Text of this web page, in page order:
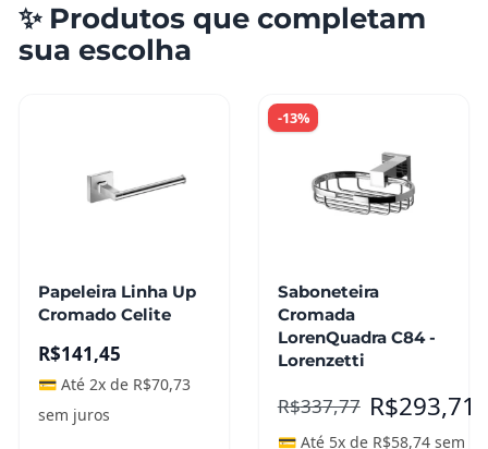
✨ Produtos que completam
sua escolha
Papeleira Linha Up
Cromado Celite
R$141,45
💳 Até 2x de R$70,73
sem juros
-13%
Saboneteira
Cromada
LorenQuadra C84 -
Lorenzetti
R$337,77 R$293,71
💳 Até 5x de R$58,74sem